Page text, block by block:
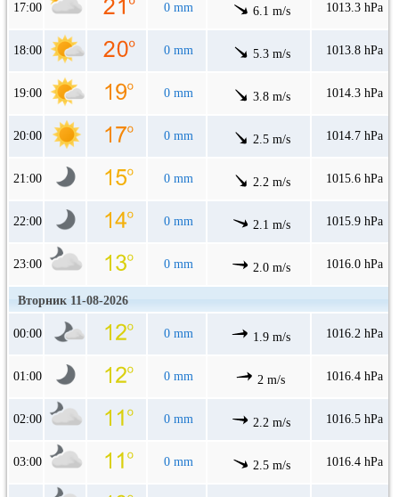
17:00 0 mm 6.1 m/s 1013.3 hPa
18:00 0 mm 5.3 m/s 1013.8 hPa
19:00 0 mm 3.8 m/s 1014.3 hPa
20:00 0 mm 2.5 m/s 1014.7 hPa
21:00 0 mm 2.2 m/s 1015.6 hPa
22:00 0 mm 2.1 m/s 1015.9 hPa
23:00 0 mm 2.0 m/s 1016.0 hPa
Вторник 11-08-2026
00:00 0 mm 1.9 m/s 1016.2 hPa
01:00 0 mm 2 m/s 1016.4 hPa
02:00 0 mm 2.2 m/s 1016.5 hPa
03:00 0 mm 2.5 m/s 1016.4 hPa